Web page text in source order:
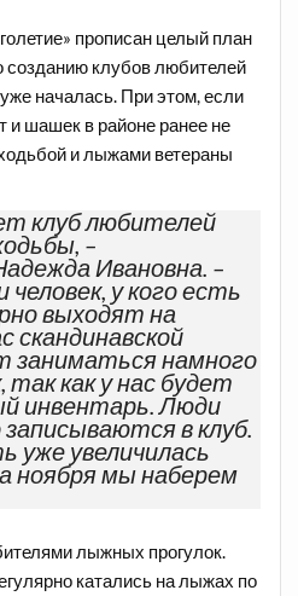
прописан целый план
созданию клубов любителей
началась. При этом, если
шашек в районе ранее не
и лыжами ветераны
клуб любителей
–
Ивановна. –
у кого есть
выходят на
скандинавской
заниматься намного
так как у нас будет
инвентарь. Люди
в клуб.
уже увеличилась
ноября мы наберем
лыжных прогулок.
катались на лыжах по